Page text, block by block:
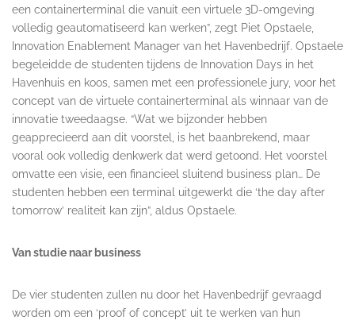
een containerterminal die vanuit een virtuele 3D-omgeving
volledig geautomatiseerd kan werken”, zegt Piet Opstaele,
Innovation Enablement Manager van het Havenbedrijf. Opstaele
begeleidde de studenten tijdens de Innovation Days in het
Havenhuis en koos, samen met een professionele jury, voor het
concept van de virtuele containerterminal als winnaar van de
innovatie tweedaagse. “Wat we bijzonder hebben
geapprecieerd aan dit voorstel, is het baanbrekend, maar
vooral ook volledig denkwerk dat werd getoond. Het voorstel
omvatte een visie, een financieel sluitend business plan… De
studenten hebben een terminal uitgewerkt die ‘the day after
tomorrow’ realiteit kan zijn”, aldus Opstaele.
Van studie naar business
De vier studenten zullen nu door het Havenbedrijf gevraagd
worden om een ‘proof of concept’ uit te werken van hun